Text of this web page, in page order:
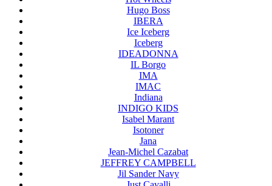
Hugo Boss
IBERA
Ice Iceberg
Iceberg
IDEADONNA
IL Borgo
IMA
IMAC
Indiana
INDIGO KIDS
Isabel Marant
Isotoner
Jana
Jean-Michel Cazabat
JEFFREY CAMPBELL
Jil Sander Navy